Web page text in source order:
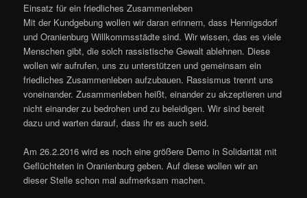
Einsatz für ein friedliches Zusammenleben
Mit der Kundgebung wollen wir daran erinnern, dass Hennigsdorf
und Oranienburg Willkommsstädte sind. Wir wissen, das es viele
Menschen gibt, die solch rassistische Gewalt ablehnen. Diese
wollen wir aufrufen, uns zu unterstützen und gemeinsam ein
friedliches Zusammenleben aufzubauen. Rassismus trennt uns
voneinander. Zusammenleben heißt, einander zu akzeptieren und
nicht einander zu bedrohen und zu beleidigen. Wir sind bereit
dazu und warten darauf, dass ihr es auch seid.
Am 26.2.2016 wird es noch eine größere Demo in Solidarität mit
Geflüchteten in Oranienburg geben. Auf diese wollen wir an
dieser Stelle schon mal aufmerksam machen.